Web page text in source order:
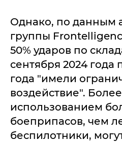
Однако, по данным
группы
50% ударов по
сентября 2024 года
года "имели
воздействие".
использованием
боеприпасов, чем
беспилотники,